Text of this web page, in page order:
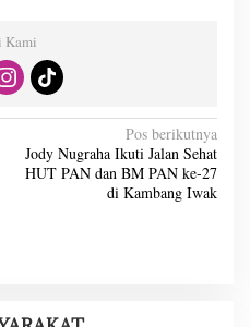
Kami
Pos berikutnya
Jody Nugraha Ikuti Jalan Sehat
HUT PAN dan BM PAN ke-27
di Kambang Iwak